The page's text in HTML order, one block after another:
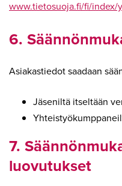
www.tietosuoja.fi/fi/index/
6.
Asiakastiedot saadaan
Jäseniltä itseltään
7.
luovutukset